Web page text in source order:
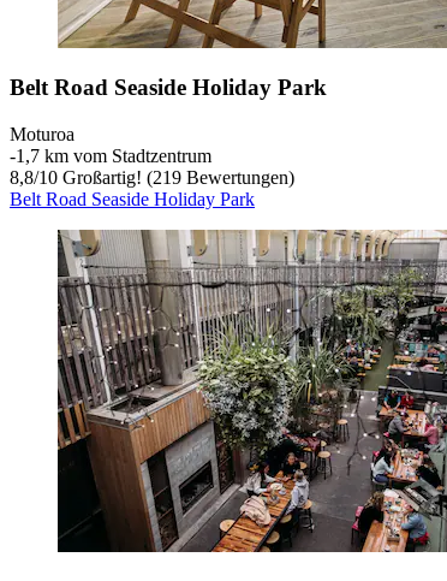
Belt Road Seaside Holiday Park
Moturoa
‐1,7 km vom Stadtzentrum
8,8/10 Großartig! (219 Bewertungen)
Belt Road Seaside Holiday Park